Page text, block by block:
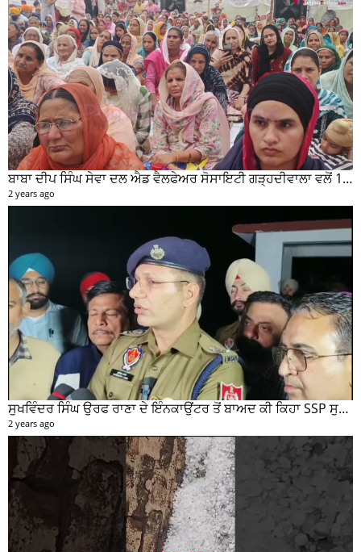
ਬਾਬਾ ਦੀਪ ਸਿੰਘ ਸੇਵਾ ਦਲ ਐਡ ਵੈਲਫੇਅਰ ਸੋਸਾਇਟੀ ਗੜ੍ਹਦੀਵਾਲਾ ਵਲੋਂ 100 ਵਾਂ ਮਹੀਨਾਵਾਰ ਰਾਸ਼ਨ ਵੰਡ ਸਮਾਰੋਹ ਕਰਵਾਇਆ
2 years ago
ਸੁਖਵਿੰਦਰ ਸਿੰਘ ਉਰਫ ਰਾਣਾ ਦੇ ਇੰਨਕਾਉਂਟਰ ਤੋਂ ਬਾਅਦ ਕੀ ਕਿਹਾ SSP ਸੁਰੇਂਦਰ ਲਾਂਬਾ ਤੁਸੀਂ ਵੀ ਸੁਣੋ...
2 years ago